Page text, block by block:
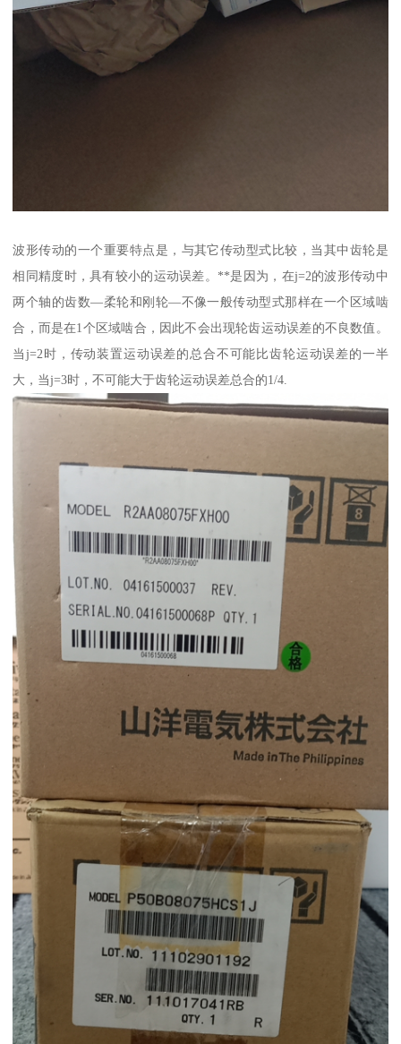
波形传动的一个重要特点是，与其它传动型式比较，当其中齿轮是
相同精度时，具有较小的运动误差。**是因为，在j=2的波形传动中
两个轴的齿数—柔轮和刚轮—不像一般传动型式那样在一个区域啮
合，而是在1个区域啮合，因此不会出现轮齿运动误差的不良数值。
当j=2时，传动装置运动误差的总合不可能比齿轮运动误差的一半
大，当j=3时，不可能大于齿轮运动误差总合的1/4.